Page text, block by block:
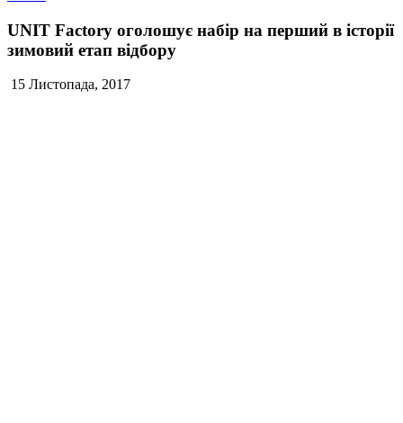
UNIT Factory оголошує набір на перший в історії
зимовий етап відбору
15 Листопада, 2017